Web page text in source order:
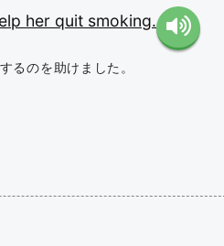
her quit smoking.
るのを助けました。